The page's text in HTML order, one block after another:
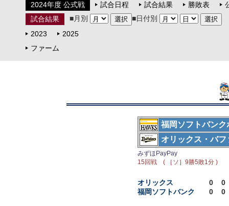
2024年度 公式戦 試合日程 試合結果 勝敗表
試合結果
■月別
■日付別
2023
2025
ファーム
福岡ソフトバンク
オリックス・バフ
みずほPayPay
15回戦 ( ［ソ］9勝5敗1分 )
オリックス 0
0
福岡ソフトバンク
0 0